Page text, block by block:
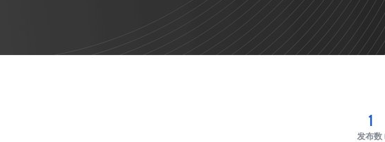
1
发布数